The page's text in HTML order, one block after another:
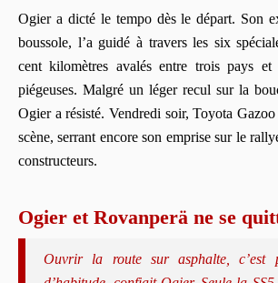
Ogier a dicté le tempo dès le départ. Son
boussole, l’a guidé à travers les six
cent kilomètres avalés entre trois pays et
piégeuses. Malgré un léger recul sur la
Ogier a résisté. Vendredi soir, Toyota
scène, serrant encore son emprise sur le
constructeurs.
Ogier et Rovanperä ne se
Ouvrir la route sur asphalte, c’est